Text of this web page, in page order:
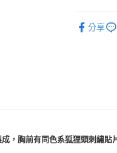
分享
，胸前有同色系狐狸頭刺繡貼